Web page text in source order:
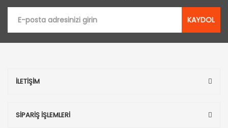
KAYDOL
İLETİŞİM
SİPARİŞ İŞLEMLERİ